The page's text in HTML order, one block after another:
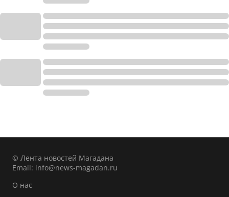
© Лента новостей Магадана
Email: info@news-magadan.ru
О нас